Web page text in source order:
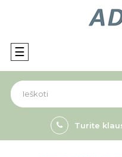
Toggle
navigation
☰
Turite